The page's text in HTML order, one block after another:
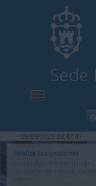
Sede
06/08/2026 08:47:47
Realiza tus gestiones
con el Ayuntamiento de